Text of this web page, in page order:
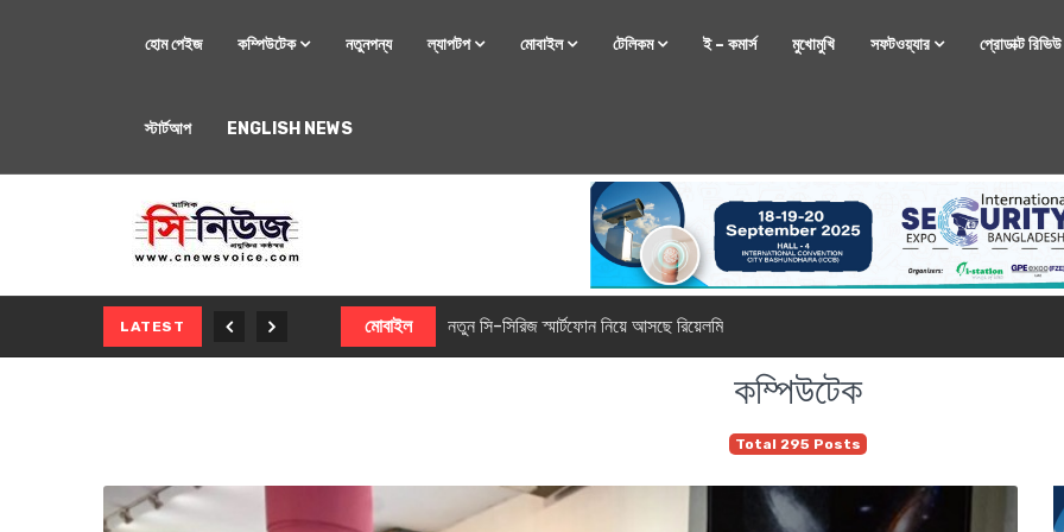
হোম পেইজ কম্পিউটেক নতুনপন্য ল্যাপটপ মোবাইল টেলিকম ই – কমার্স মুখোমুখি সফটওয়্যার প্রোডাক্ট রিভিউ
স্টার্টআপ ENGLISH NEWS
LATEST মোবাইল নতুন সি-সিরিজ স্মার্টফোন নিয়ে আসছে রিয়েলমি
কম্পিউটেক
Total 295 Posts